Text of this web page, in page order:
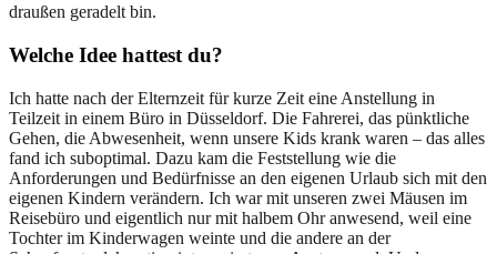
draußen geradelt bin.
Welche Idee hattest du?
Ich hatte nach der Elternzeit für kurze Zeit eine Anstellung in
Teilzeit in einem Büro in Düsseldorf. Die Fahrerei, das pünktliche
Gehen, die Abwesenheit, wenn unsere Kids krank waren – das alles
fand ich suboptimal. Dazu kam die Feststellung wie die
Anforderungen und Bedürfnisse an den eigenen Urlaub sich mit den
eigenen Kindern verändern. Ich war mit unseren zwei Mäusen im
Reisebüro und eigentlich nur mit halbem Ohr anwesend, weil eine
Tochter im Kinderwagen weinte und die andere an der